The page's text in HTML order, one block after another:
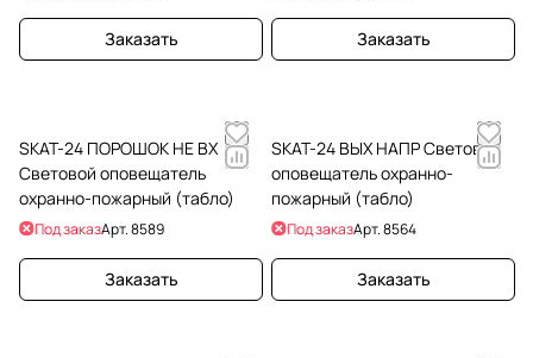
Заказать Заказать
SKAT-24 ПОРОШОК НЕ ВХ
Световой оповещатель
охранно-пожарный (табло)
Под заказАрт.8589
Заказать
SKAT-24 ВЫХ НАПР Световой
оповещатель охранно-
пожарный (табло)
Под заказАрт.8564
Заказать